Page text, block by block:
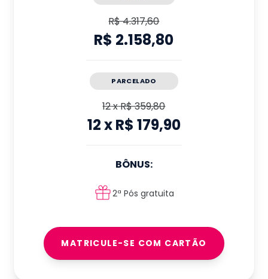
R$ 4.317,60
R$ 2.158,80
PARCELADO
12xR$ 359,80
12xR$ 179,90
BÔNUS:
2ª Pós gratuita
MATRICULE-SE COM CARTÃO